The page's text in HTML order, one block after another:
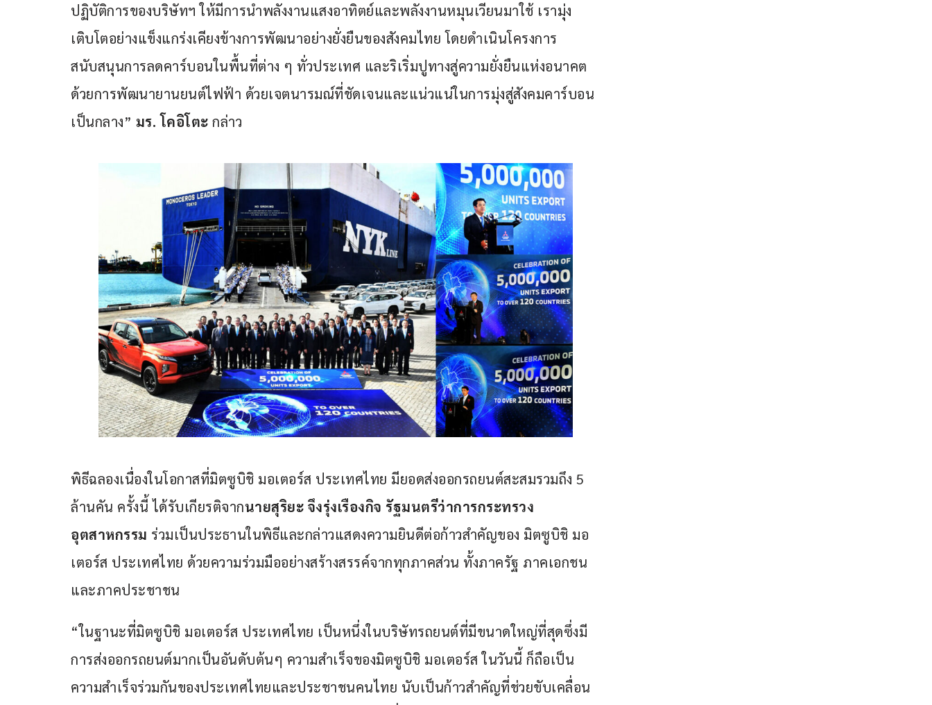
ปฏิบัติการของบริษัทฯ ให้มีการนำพลังงานแสงอาทิตย์และพลังงานหมุนเวียนมาใช้ เรามุ่ง
เติบโตอย่างแข็งแกร่งเคียงข้างการพัฒนาอย่างยั่งยืนของสังคมไทย โดยดำเนินโครงการ
สนับสนุนการลดคาร์บอนในพื้นที่ต่าง ๆ ทั่วประเทศ และริเริ่มปูทางสู่ความยั่งยืนแห่งอนาคต
ด้วยการพัฒนายานยนต์ไฟฟ้า ด้วยเจตนารมณ์ที่ชัดเจนและแน่วแน่ในการมุ่งสู่สังคมคาร์บอน
เป็นกลาง” มร. โคอิโตะ กล่าว
พิธีฉลองเนื่องในโอกาสที่มิตซูบิชิ มอเตอร์ส ประเทศไทย มียอดส่งออกรถยนต์สะสมรวมถึง 5
ล้านคัน ครั้งนี้ ได้รับเกียรติจากนายสุริยะ จึงรุ่งเรืองกิจ รัฐมนตรีว่าการกระทรวง
อุตสาหกรรม ร่วมเป็นประธานในพิธีและกล่าวแสดงความยินดีต่อก้าวสำคัญของ มิตซูบิชิ มอ
เตอร์ส ประเทศไทย ด้วยความร่วมมืออย่างสร้างสรรค์จากทุกภาคส่วน ทั้งภาครัฐ ภาคเอกชน
และภาคประชาชน
“ในฐานะที่มิตซูบิชิ มอเตอร์ส ประเทศไทย เป็นหนึ่งในบริษัทรถยนต์ที่มีขนาดใหญ่ที่สุดซึ่งมี
การส่งออกรถยนต์มากเป็นอันดับต้นๆ ความสำเร็จของมิตซูบิชิ มอเตอร์ส ในวันนี้ ก็ถือเป็น
ความสำเร็จร่วมกันของประเทศไทยและประชาชนคนไทย นับเป็นก้าวสำคัญที่ช่วยขับเคลื่อน